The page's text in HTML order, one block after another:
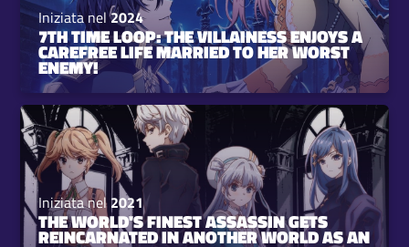
Iniziata nel2024
7TH TIME LOOP: THE VILLAINESS ENJOYS A
CAREFREE LIFE MARRIED TO HER WORST
ENEMY!
Iniziata nel2021
THE WORLD'S FINEST ASSASSIN GETS
REINCARNATED IN ANOTHER WORLD AS AN